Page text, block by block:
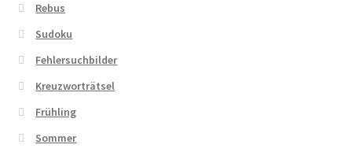
Rebus
Sudoku
Fehlersuchbilder
Kreuzworträtsel
Frühling
Sommer